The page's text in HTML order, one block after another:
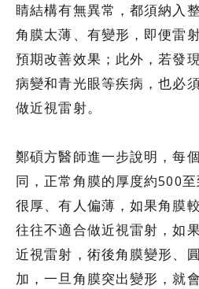
睛結構有無異常，都須納入
角膜太薄、有變形，即便雷
預期改善效果；此外，若發
病變和青光眼等疾病，也必
做近視雷射。
鄭碩方醫師進一步說明，每
同，正常角膜的厚度約500
很厚、有人偏薄，如果角膜
往往不適合做近視雷射，如
近視雷射，術後角膜變形、
加，一旦角膜突出變形，就